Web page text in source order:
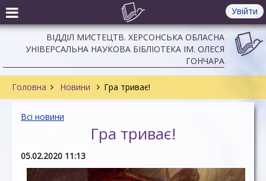
Увійти
ВІДДІЛ МИСТЕЦТВ. ХЕРСОНСЬКА ОБЛАСНА
УНІВЕРСАЛЬНА НАУКОВА БІБЛІОТЕКА ІМ. ОЛЕСЯ
ГОНЧАРА
Головна Новини Гра триває!
Всі новини
Гра триває!
05.02.2020 11:13